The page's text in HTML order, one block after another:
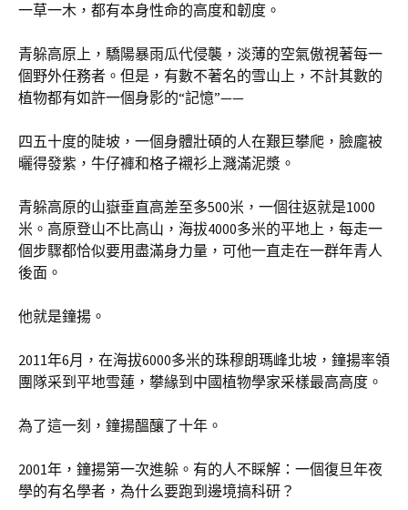
一草一木，都有本身性命的高度和韌度。
青躲高原上，驕陽暴雨瓜代侵襲，淡薄的空氣傲視著每一
個野外任務者。但是，有數不著名的雪山上，不計其數的
植物都有如許一個身影的“記憶”——
四五十度的陡坡，一個身體壯碩的人在艱巨攀爬，臉龐被
曬得發紫，牛仔褲和格子襯衫上濺滿泥漿。
青躲高原的山嶽垂直高差至多500米，一個往返就是1000
米。高原登山不比高山，海拔4000多米的平地上，每走一
個步驟都恰似要用盡滿身力量，可他一直走在一群年青人
後面。
他就是鐘揚。
2011年6月，在海拔6000多米的珠穆朗瑪峰北坡，鐘揚率領
團隊采到平地雪蓮，攀緣到中國植物學家采樣最高高度。
為了這一刻，鐘揚醞釀了十年。
2001年，鐘揚第一次進躲。有的人不睬解：一個復旦年夜
學的有名學者，為什么要跑到邊境搞科研？